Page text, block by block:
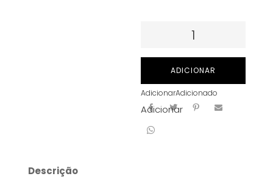
Quantidade
PMU
da
Perma
ADICIONAR
AdicionarAdicionado
Adicionar
Descrição